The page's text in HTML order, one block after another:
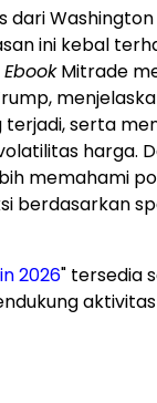
dari Washington
ini kebal
EbookMitrade
serta
harga.
memahami
berdasarkan
2026" tersedia
aktivitas